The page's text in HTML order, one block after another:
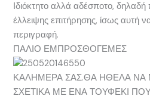
Ιδιόκτητο αλλά αδέσποτο,
έλλειψης επιτήρησης, ίσως αυτή
περιγραφή.
ΠΑΛΙΟ ΕΜΠΡΟΣΘΟΓΕΜΕΣ
ΚΑΛΗΜΕΡΑ ΣΑΣ.ΘΑ ΗΘΕΛΑ
ΣΧΕΤΙΚΑ ΜΕ ΕΝΑ ΤΟΥΦΕΚΙ